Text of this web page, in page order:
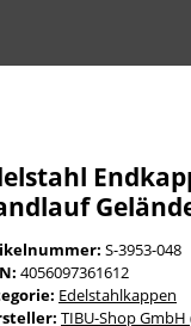
S-3953-048
4056097361612
Edelstahlkappen
TIBU-Shop